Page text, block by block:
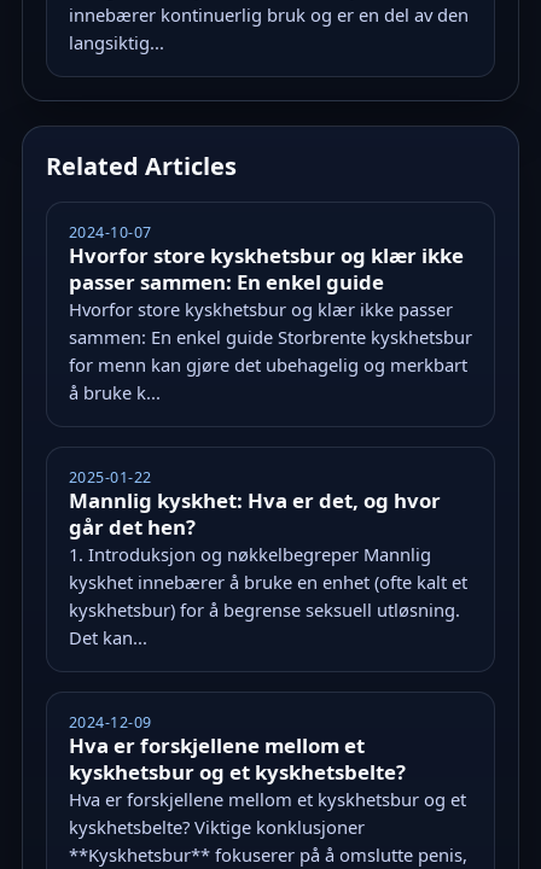
innebærer kontinuerlig bruk og er en del av den
langsiktig...
Related Articles
2024-10-07
Hvorfor store kyskhetsbur og klær ikke
passer sammen: En enkel guide
Hvorfor store kyskhetsbur og klær ikke passer
sammen: En enkel guide Storbrente kyskhetsbur
for menn kan gjøre det ubehagelig og merkbart
å bruke k...
2025-01-22
Mannlig kyskhet: Hva er det, og hvor
går det hen?
1. Introduksjon og nøkkelbegreper Mannlig
kyskhet innebærer å bruke en enhet (ofte kalt et
kyskhetsbur) for å begrense seksuell utløsning.
Det kan...
2024-12-09
Hva er forskjellene mellom et
kyskhetsbur og et kyskhetsbelte?
Hva er forskjellene mellom et kyskhetsbur og et
kyskhetsbelte? Viktige konklusjoner
**Kyskhetsbur** fokuserer på å omslutte penis,